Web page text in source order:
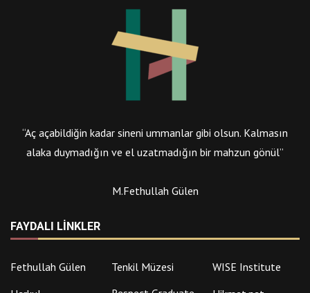
“Aç açabildiğin kadar sineni ummanlar gibi olsun. Kalmasın
alaka duymadığın ve el uzatmadığın bir mahzun gönül”
M.Fethullah Gülen
Herkul
Respect Graduate
Hikmet.net
International